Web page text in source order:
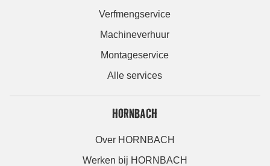
Verfmengservice
Machineverhuur
Montageservice
Alle services
HORNBACH
Over HORNBACH
Werken bij HORNBACH